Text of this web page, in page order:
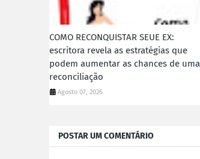
COMO RECONQUISTAR SEUE EX:
escritora revela as estratégias que
podem aumentar as chances de uma
reconciliação
Agosto 07, 2026
POSTAR UM COMENTÁRIO